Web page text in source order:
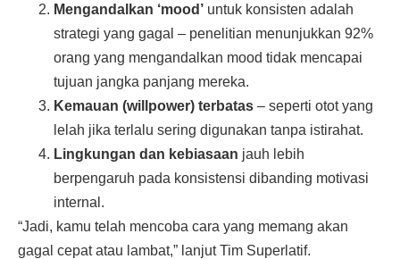
Mengandalkan ‘mood’ untuk konsisten adalah
strategi yang gagal – penelitian menunjukkan 92%
orang yang mengandalkan mood tidak mencapai
tujuan jangka panjang mereka.
Kemauan (willpower) terbatas – seperti otot yang
lelah jika terlalu sering digunakan tanpa istirahat.
Lingkungan dan kebiasaan jauh lebih
berpengaruh pada konsistensi dibanding motivasi
internal.
“Jadi, kamu telah mencoba cara yang memang akan
gagal cepat atau lambat,” lanjut Tim Superlatif.